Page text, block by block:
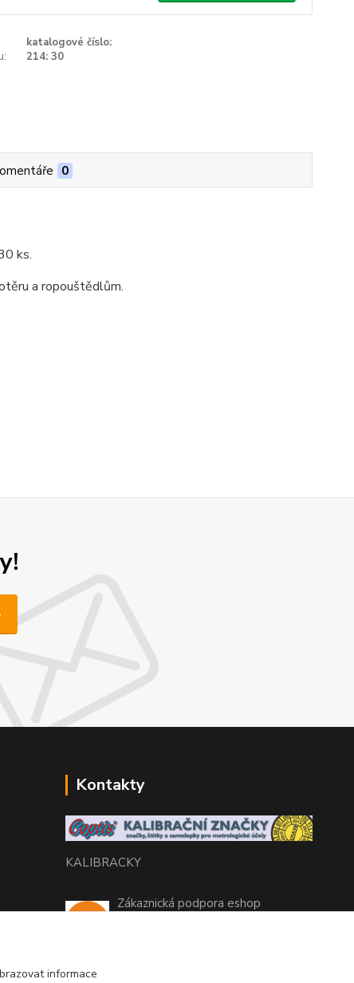
katalogové číslo:
214: 30
0
ks.
a ropouštědlům.
Kontakty
KALIBRACKY
Zákaznická podpora eshop
coptis@coptis.cz
informace